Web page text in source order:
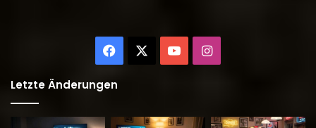
Facebook YouTubeInstagram
Letzte Änderungen